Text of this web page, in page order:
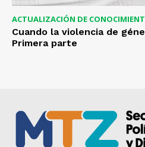
ACTUALIZACIÓN DE
Cuando la violencia de
Primera parte